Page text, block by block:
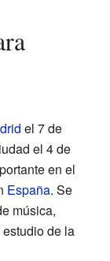
el 7 de
el 4 de
en el
España. Se
música,
de la